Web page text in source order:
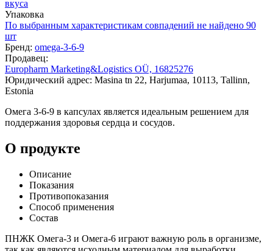
вкуса
Упаковка
По выбранным характеристикам совпадений не найдено 90
шт
Бренд: omega-3-6-9
Продавец:
Europharm Marketing&Logistics OÜ, 16825276
Юридический адрес: Masina tn 22, Harjumaa, 10113, Tallinn,
Estonia
Омега 3-6-9 в капсулах является идеальным решением для
поддержания здоровья сердца и сосудов.
О продукте
Описание
Показания
Противопоказания
Способ применения
Состав
ПНЖК Омега-3 и Омега-6 играют важную роль в организме,